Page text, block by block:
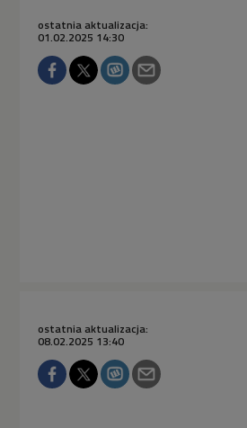
ostatnia aktualizacja:
01.02.2025 14:30
ostatnia aktualizacja:
08.02.2025 13:40